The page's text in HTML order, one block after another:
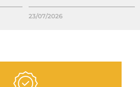
23/07/2026